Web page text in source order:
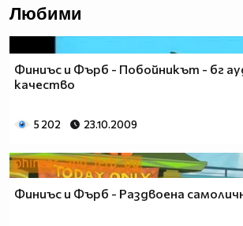
Любими
Финиъс и Фърб - Побойникът - бг
качество
5 202 23.10.2009
Финиъс и Фърб - Раздвоена